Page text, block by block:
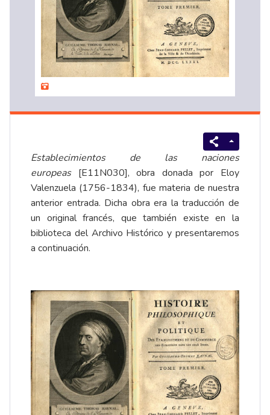
Establecimientos de las naciones
europeas[E11N030],obra donada por Eloy
Valenzuela (1756-1834), fue materia de nuestra
anterior entrada. Dicha obra era la traducción de
un original francés, que también existe en la
biblioteca del Archivo Histórico y presentaremos
a continuación.